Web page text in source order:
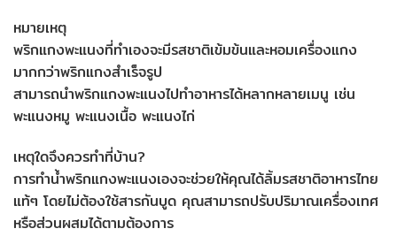
หมายเหตุ
พริกแกงพะแนงที่ทำเองจะมีรสชาติเข้มข้นและหอมเครื่องแกง
มากกว่าพริกแกงสำเร็จรูป
สามารถนำพริกแกงพะแนงไปทำอาหารได้หลากหลายเมนู เช่น
พะแนงหมู พะแนงเนื้อ พะแนงไก่
เหตุใดจึงควรทำที่บ้าน?
การทำน้ำพริกแกงพะแนงเองจะช่วยให้คุณได้ลิ้มรสชาติอาหารไทย
แท้ๆ โดยไม่ต้องใช้สารกันบูด คุณสามารถปรับปริมาณเครื่องเทศ
หรือส่วนผสมได้ตามต้องการ